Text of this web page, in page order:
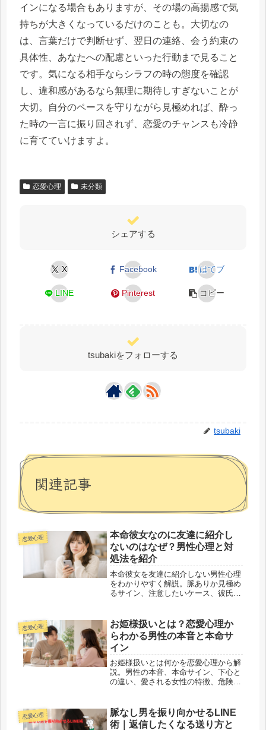
インになる場合もありますが、その場の高揚感で気
持ちが大きくなっているだけのことも。大切なの
は、言葉だけで判断せず、翌日の連絡、会う約束の
具体性、あなたへの配慮といった行動まで見ること
です。気になる相手ならシラフの時の態度を確認
し、違和感があるなら無理に期待しすぎないことが
大切。自分のペースを守りながら見極めれば、酔っ
た時の一言に振り回されず、恋愛のチャンスも冷静
に育てていけますよ。
恋愛心理 未分類
シェアする
X Facebook はてブ
LINE Pinterest コピー
tsubakiをフォローする
tsubaki
関連記事
恋愛心理
本命彼女なのに友達に紹介し
ないのはなぜ？男性心理と対
処法を紹介
本命彼女を友達に紹介しない男性心理
をわかりやすく解説。脈ありか見極め
るサイン、注意したいケース、彼氏へ
恋愛心理
お姫様扱いとは？恋愛心理か
らわかる男性の本音と本命サ
イン
お姫様扱いとは何かを恋愛心理から解
説。男性の本音、本命サイン、下心と
の違い、愛される女性の特徴、危険な
恋愛心理
脈なし男を振り向かせるLINE
術｜返信したくなる送り方と